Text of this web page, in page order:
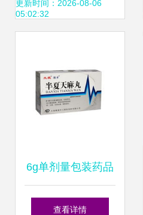
价？深度揭秘药品
更新时间：2026-08-06
05:02:32
6g单剂量包装药品
批发 8袋/盒规格供
查看详情